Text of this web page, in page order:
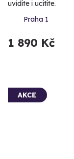
uvidíte i ucítíte.
Praha 1
1 890 Kč
AKCE